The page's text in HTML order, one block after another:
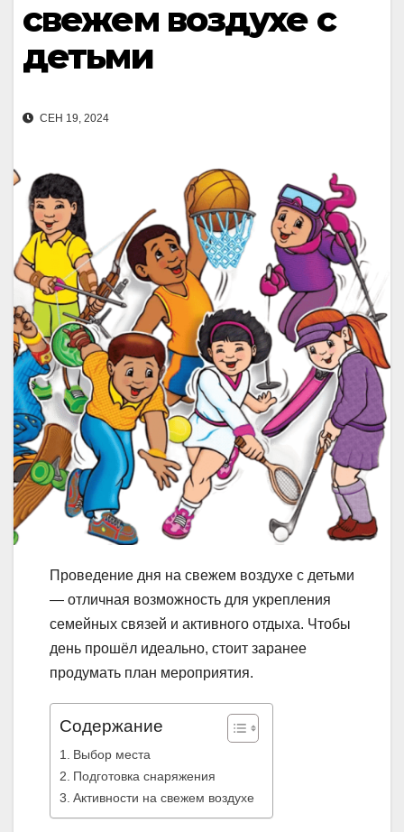
свежем воздухе с
детьми
СЕН 19, 2024
Проведение дня на свежем воздухе с детьми
— отличная возможность для укрепления
семейных связей и активного отдыха. Чтобы
день прошёл идеально, стоит заранее
продумать план мероприятия.
Содержание
Выбор места
Подготовка снаряжения
Активности на свежем воздухе